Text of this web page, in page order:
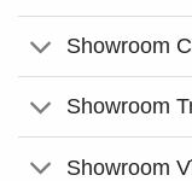
Showroom
Showroom
Showroom